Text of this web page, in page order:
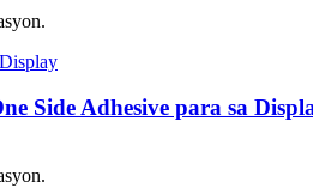
Side Adhesive para sa